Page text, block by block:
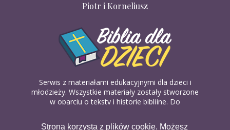
Strona korzysta z plików cookie. Możesz
Piotr i Korneliusz
Serwis z materiałami edukacyjnymi dla dzieci i
młodzieży. Wszystkie materiały zostały stworzone
w oparciu o teksty i historie biblijne. Do
biblijnych. Można je pobierać, drukować i